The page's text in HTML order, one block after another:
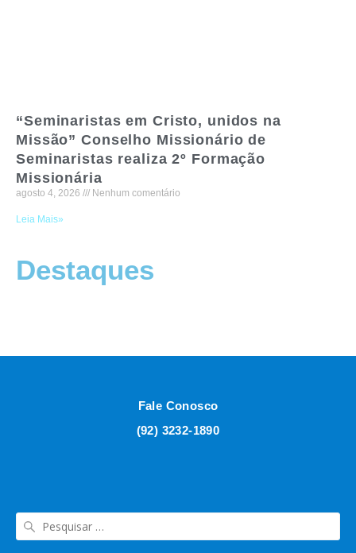
“Seminaristas em Cristo, unidos na
Missão” Conselho Missionário de
Seminaristas realiza 2º Formação
Missionária
agosto 4, 2026 Nenhum comentário
Leia Mais»
Destaques
Fale Conosco
(92) 3232-1890